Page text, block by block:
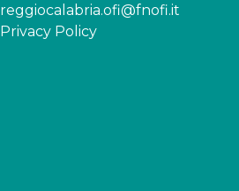
reggiocalabria.ofi@fnofi.it
Privacy Policy